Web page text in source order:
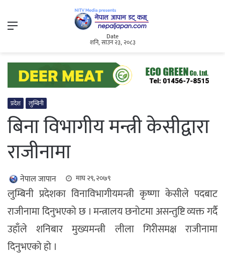
Menu
Date
शनि, साउन २३, २०८३
प्रदेश लुम्बिनी
बिना विभागीय मन्त्री केसीद्वारा
राजीनामा
नेपाल जापान माघ २९, २०७९
लुम्बिनी प्रदेशका विनाविभागीयमन्त्री कृष्णा केसीले पदबाट
राजीनामा दिनुभएको छ । मन्त्रालय छनोटमा असन्तुष्टि व्यक्त गर्दै
उहाँले शनिबार मुख्यमन्त्री लीला गिरीसमक्ष राजीनामा
दिनुभएको हो ।